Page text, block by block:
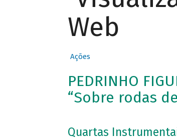
Web
Ações
PEDRINHO
“Sobre rodas
Quartas